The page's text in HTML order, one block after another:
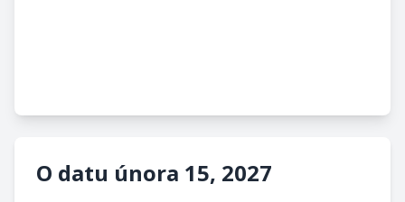
O datu února 15, 2027